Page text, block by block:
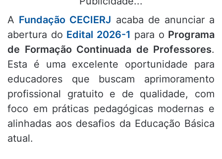
A Fundação CECIERJ acaba de anunciar a
abertura do Edital 2026-1 para o Programa
de Formação Continuada de Professores.
Esta é uma excelente oportunidade para
educadores que buscam aprimoramento
profissional gratuito e de qualidade, com
foco em práticas pedagógicas modernas e
alinhadas aos desafios da Educação Básica
atual.